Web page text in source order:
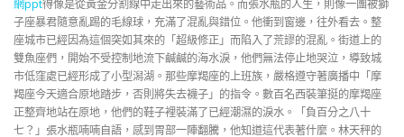
網ppt得像是從黃金分割線中走出來的藝術品。而張水瓶的人生，則像一團被獅
子座暴君隨意亂踢的毛線球，充滿了混亂與錯位。他衝到窗邊，往外看去。整
座城市已經因為這個突如其來的「超級修正」而陷入了荒謬的混亂。街道上的
雙魚座們，開始不受控制地流下鹹鹹的海水淚，他們無法停止地哭泣，導致城
市低窪處已經形成了小型潟湖。那些摩羯座的上班族，嚴格遵守著廣播中「摩
羯座今天適合原地踏步，否則將失去襪子」的指令。數百名西裝筆挺的摩羯座
正整齊地站在原地，他們的鞋子裡裝滿了已經潮濕的淚水。「負百分之八十
七？」張水瓶喃喃自語，感到胃部一陣翻騰，他知道這代表著什麼。林天秤的